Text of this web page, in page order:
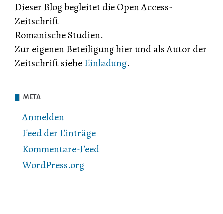
Dieser Blog begleitet die Open Access-
Zeitschrift
Romanische Studien.
Zur eigenen Beteiligung hier und als Autor der
Zeitschrift sieheEinladung.
META
Anmelden
Feed der Einträge
Kommentare-Feed
WordPress.org